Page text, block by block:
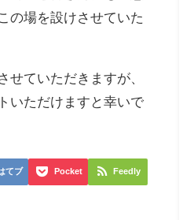
の場を設けさせていた
せていただきますが、
いただけますと幸いで
てブ Pocket Feedly